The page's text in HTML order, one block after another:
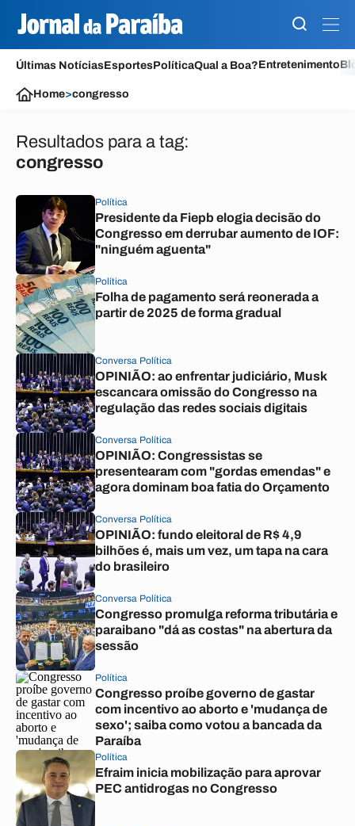
Últimas NotíciasEsportesPolíticaQual a Boa?Entretenimento
Home>congresso
Resultados para a tag:
congresso
Política
Presidente da Fiepb elogia decisão do
Congresso em derrubar aumento de IOF:
"ninguém aguenta"
Política
Folha de pagamento será reonerada a
partir de 2025 de forma gradual
Conversa Política
OPINIÃO: ao enfrentar judiciário, Musk
escancara omissão do Congresso na
regulação das redes sociais digitais
Conversa Política
OPINIÃO: Congressistas se
presentearam com "gordas emendas" e
agora dominam boa fatia do Orçamento
Conversa Política
OPINIÃO: fundo eleitoral de R$ 4,9
bilhões é, mais um vez, um tapa na cara
do brasileiro
Conversa Política
Congresso promulga reforma tributária e
paraibano "dá as costas" na abertura da
sessão
Política
Congresso proíbe governo de gastar
com incentivo ao aborto e 'mudança de
sexo'; saiba como votou a bancada da
Paraíba
Política
Efraim inicia mobilização para aprovar
PEC antidrogas no Congresso